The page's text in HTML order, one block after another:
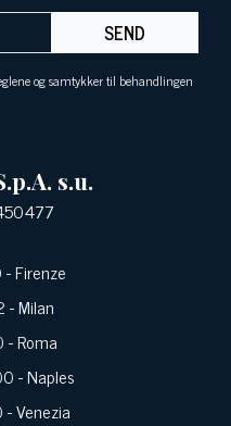
SEND
og samtykker til behandlingen
s.u.
- Firenze
- Milan
- Roma
- Naples
- Venezia